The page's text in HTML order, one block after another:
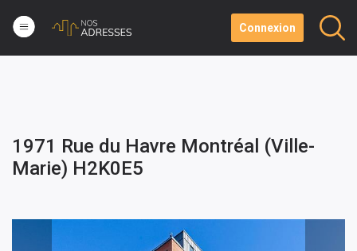
Connexion
1971 Rue du Havre Montréal (Ville-
Marie) H2K0E5